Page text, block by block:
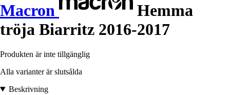
Macron
Hemma
tröja Biarritz 2016-2017
Produkten är inte tillgänglig
Alla varianter är slutsålda
Beskrivning